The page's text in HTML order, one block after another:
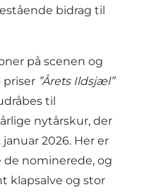
bidrag til
på scenen og
priser ”Årets Ildsjæl”
til
nytårskur, der
2026. Her er
nominerede, og
klapsalve og stor